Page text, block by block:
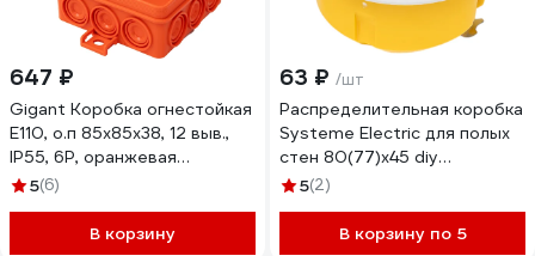
647 ₽
Gigant Коробка огнестойкая
E110, о.п 85х85х38, 12 выв.,
IP55, 6P, оранжевая
43255HF-GI
5(6)
В корзину
63 ₽ /шт
Распределительная коробка
Systeme Electric для полых
стен 80(77)x45 diy
IMT351601
5(2)
В корзину по 5